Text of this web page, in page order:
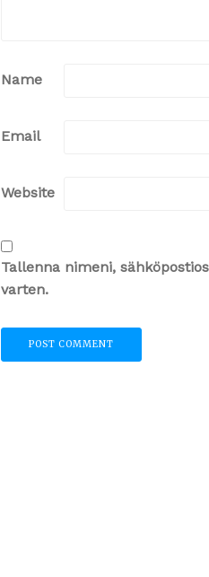
Name
Email
Website
Tallenna nimeni,
varten.